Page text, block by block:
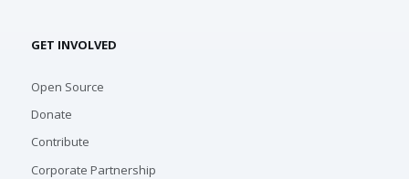
GET INVOLVED
Open Source
Donate
Contribute
Corporate Partnership